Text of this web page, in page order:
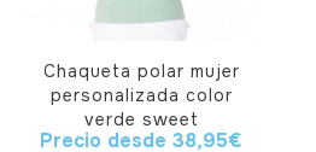
Chaqueta polar mujer
personalizada color
verde sweet
Precio desde 38,95€